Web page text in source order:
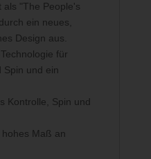
als "The People's
ein neues,
Design aus.
für
Spin und ein
Kontrolle, Spin und
Maß an